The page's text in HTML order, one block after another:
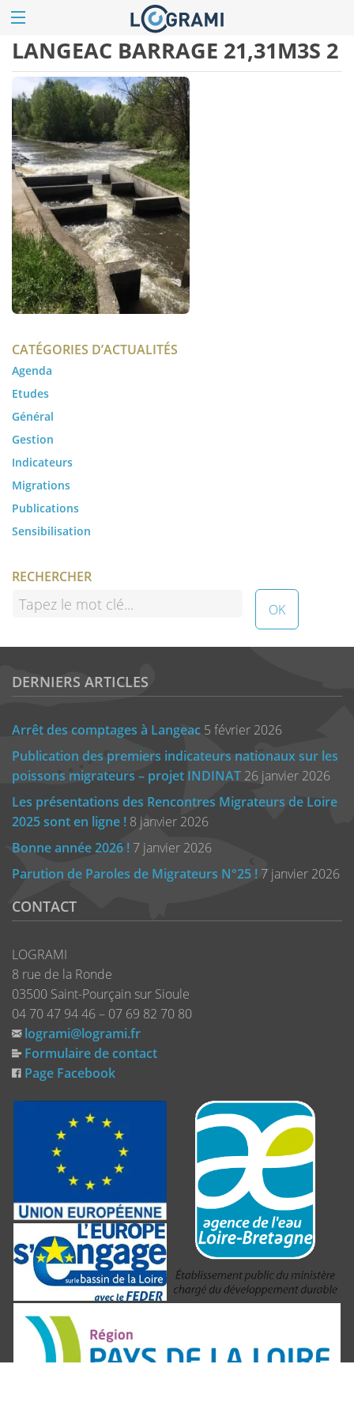
LANGEAC BARRAGE 21,31M3S 2
CATÉGORIES D’ACTUALITÉS
Agenda
Etudes
Général
Gestion
Indicateurs
Migrations
Publications
Sensibilisation
RECHERCHER
DERNIERS ARTICLES
Arrêt des comptages à Langeac 5 février 2026
Publication des premiers indicateurs nationaux sur les
poissons migrateurs – projet INDINAT 26 janvier 2026
Les présentations des Rencontres Migrateurs de Loire
2025 sont en ligne ! 8 janvier 2026
Bonne année 2026 ! 7 janvier 2026
Parution de Paroles de Migrateurs N°25 ! 7 janvier 2026
CONTACT
LOGRAMI
8 rue de la Ronde
03500 Saint-Pourçain sur Sioule
04 70 47 94 46 – 07 69 82 70 80
logrami@logrami.fr
Formulaire de contact
Page Facebook